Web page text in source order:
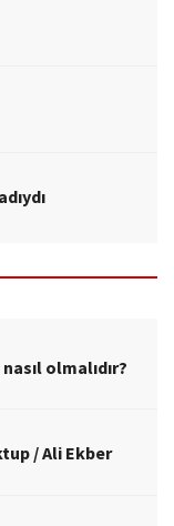
olmalıdır?
/ Ali Ekber